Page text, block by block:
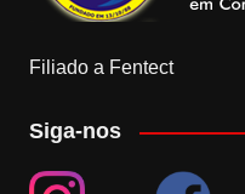
Filiado a Fentect
Siga-nos